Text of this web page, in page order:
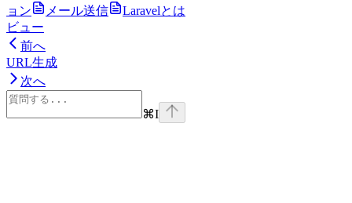
ョン
メール送信
Laravelとは
ビュー
前へ
URL生成
次へ
⌘I